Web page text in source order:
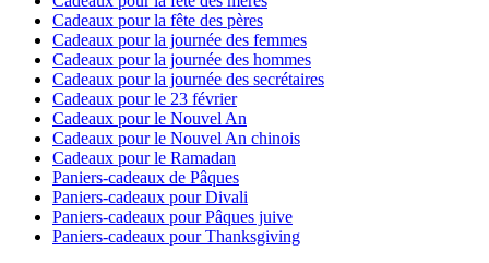
Cadeaux pour la fête des pères
Cadeaux pour la journée des femmes
Cadeaux pour la journée des hommes
Cadeaux pour la journée des secrétaires
Cadeaux pour le 23 février
Cadeaux pour le Nouvel An
Cadeaux pour le Nouvel An chinois
Cadeaux pour le Ramadan
Paniers-cadeaux de Pâques
Paniers-cadeaux pour Divali
Paniers-cadeaux pour Pâques juive
Paniers-cadeaux pour Thanksgiving